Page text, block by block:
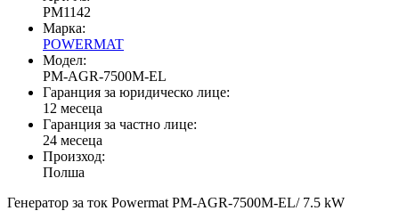
PM1142
Марка:
POWERMAT
Модел:
PM-AGR-7500M-EL
Гаранция за юридическо лице:
12 месеца
Гаранция за частно лице:
24 месеца
Произход:
Полша
Генератор за ток Powermat PM-AGR-7500M-EL/ 7.5 kW